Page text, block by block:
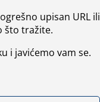
upisan URL ili
što tražite.
i javićemo vam se.